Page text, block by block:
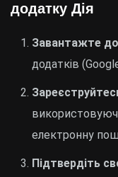
додатку Дія
Завантажте
додатків
електронну
Підтвердіть